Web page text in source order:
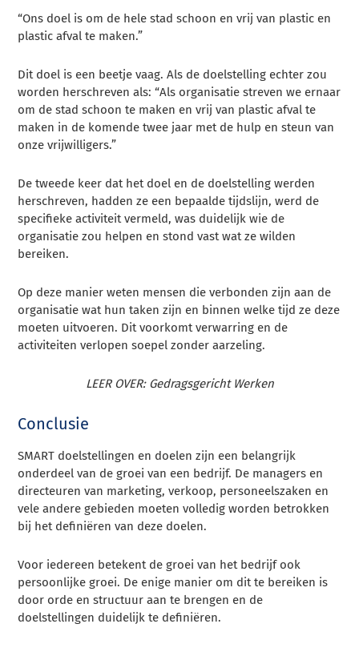
“Ons doel is om de hele stad schoon en vrij van plastic en
plastic afval te maken.”
Dit doel is een beetje vaag. Als de doelstelling echter zou
worden herschreven als: “Als organisatie streven we ernaar
om de stad schoon te maken en vrij van plastic afval te
maken in de komende twee jaar met de hulp en steun van
onze vrijwilligers.”
De tweede keer dat het doel en de doelstelling werden
herschreven, hadden ze een bepaalde tijdslijn, werd de
specifieke activiteit vermeld, was duidelijk wie de
organisatie zou helpen en stond vast wat ze wilden
bereiken.
Op deze manier weten mensen die verbonden zijn aan de
organisatie wat hun taken zijn en binnen welke tijd ze deze
moeten uitvoeren. Dit voorkomt verwarring en de
activiteiten verlopen soepel zonder aarzeling.
LEER OVER: Gedragsgericht Werken
Conclusie
SMART doelstellingen en doelen zijn een belangrijk
onderdeel van de groei van een bedrijf. De managers en
directeuren van marketing, verkoop, personeelszaken en
vele andere gebieden moeten volledig worden betrokken
bij het definiëren van deze doelen.
Voor iedereen betekent de groei van het bedrijf ook
persoonlijke groei. De enige manier om dit te bereiken is
door orde en structuur aan te brengen en de
doelstellingen duidelijk te definiëren.